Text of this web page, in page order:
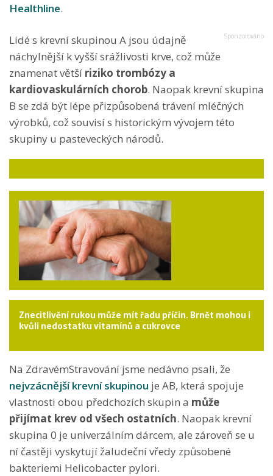
Healthline.
Lidé s krevní skupinou A jsou údajně
náchylnější k vyšší srážlivosti krve, což může
znamenat větší riziko trombózy a
kardiovaskulárních chorob. Naopak krevní skupina
B se zdá být lépe přizpůsobená trávení mléčných
výrobků, což souvisí s historickým vývojem této
skupiny u pasteveckých národů.
Znecitlivění rukou může mít řadu příčin. Brnět mohou i
kvůli nedostatku vitamínů a cukrovce
Na ZdravémStravování jsme nedávno psali, že
nejvzácnější krevní skupinou je AB, která spojuje
vlastnosti obou předchozích skupin a může
přijímat krev od všech ostatních. Naopak krevní
skupina 0 je univerzálním dárcem, ale zároveň se u
ní častěji vyskytují žaludeční vředy způsobené
bakteriemi Helicobacter pylori.